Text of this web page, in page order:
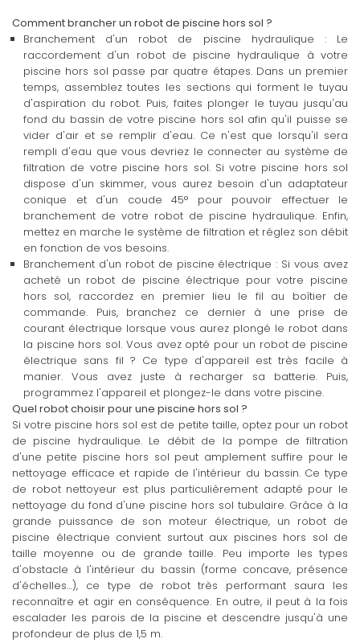
Comment brancher un robot de piscine hors sol ?
Branchement d'un robot de piscine hydraulique : Le
raccordement d'un robot de piscine hydraulique à votre
piscine hors sol passe par quatre étapes. Dans un premier
temps, assemblez toutes les sections qui forment le tuyau
d'aspiration du robot. Puis, faites plonger le tuyau jusqu'au
fond du bassin de votre piscine hors sol afin qu'il puisse se
vider d'air et se remplir d'eau. Ce n'est que lorsqu'il sera
rempli d'eau que vous devriez le connecter au système de
filtration de votre piscine hors sol. Si votre piscine hors sol
dispose d'un skimmer, vous aurez besoin d'un adaptateur
conique et d'un coude 45° pour pouvoir effectuer le
branchement de votre robot de piscine hydraulique. Enfin,
mettez en marche le système de filtration et réglez son débit
en fonction de vos besoins.
Branchement d'un robot de piscine électrique : Si vous avez
acheté un robot de piscine électrique pour votre piscine
hors sol, raccordez en premier lieu le fil au boîtier de
commande. Puis, branchez ce dernier à une prise de
courant électrique lorsque vous aurez plongé le robot dans
la piscine hors sol. Vous avez opté pour un robot de piscine
électrique sans fil ? Ce type d'appareil est très facile à
manier. Vous avez juste à recharger sa batterie. Puis,
programmez l'appareil et plongez-le dans votre piscine.
Quel robot choisir pour une piscine hors sol ?
Si votre piscine hors sol est de petite taille, optez pour un robot
de piscine hydraulique. Le débit de la pompe de filtration
d'une petite piscine hors sol peut amplement suffire pour le
nettoyage efficace et rapide de l'intérieur du bassin. Ce type
de robot nettoyeur est plus particulièrement adapté pour le
nettoyage du fond d'une piscine hors sol tubulaire. Grâce à la
grande puissance de son moteur électrique, un robot de
piscine électrique convient surtout aux piscines hors sol de
taille moyenne ou de grande taille. Peu importe les types
d'obstacle à l'intérieur du bassin (forme concave, présence
d'échelles…), ce type de robot très performant saura les
reconnaître et agir en conséquence. En outre, il peut à la fois
escalader les parois de la piscine et descendre jusqu'à une
profondeur de plus de 1,5 m.